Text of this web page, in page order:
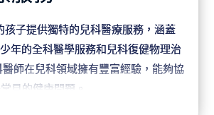
孩子提供獨特的兒科醫療服務，涵蓋
年的全科醫學服務和兒科復健物理治
師在兒科領域擁有豐富經驗，能夠協
見的健康問題。